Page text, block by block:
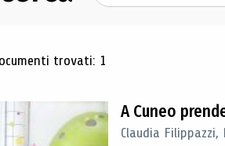
di ricerca
trovati: 1
A Cuneo
Claudia